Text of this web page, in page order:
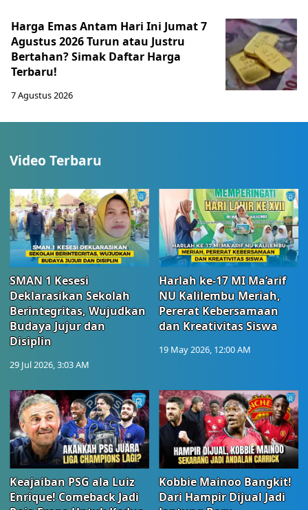
Harga Emas Antam Hari Ini Jumat 7
Agustus 2026 Turun atau Justru
Bertahan? Simak Daftar Harga
Terbaru!
7 Agustus 2026
Video Terbaru
SMAN 1 Kesesi
Deklarasikan Sekolah
Berintegritas, Wujudkan
Budaya Jujur dan
Disiplin
29 Jul 2026, 3:03 AM
Harlah ke-17 MI Ma’arif
NU Kalilembu Meriah,
Pererat Kebersamaan
dan Kreativitas Siswa
19 May 2026, 12:00 AM
Keajaiban PSG ala Luiz
Enrique! Comeback Jadi
Kobbie Mainoo Bangkit!
Dari Hampir Dijual Jadi